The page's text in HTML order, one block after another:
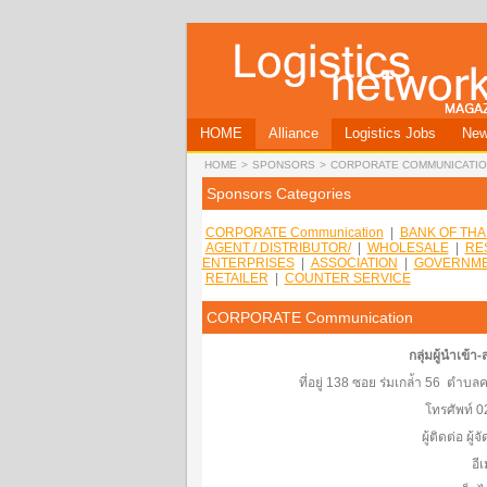
HOME Alliance Logistics Jobs
HOME > SPONSORS > CORPORATE
Sponsors Categories
CORPORATE Communication
BANK OF
AGENT / DISTRIBUTOR/| WHOLESALE|
ENTERPRISES| ASSOCIATION
RETAILER
COUNTER SERVICE
CORPORATE Communication
กลุ่มผู้นำเข้า-
ที่อยู่ 138 ซอย ร่มเกล่้า 56 ตำบล
โทรศัพท์
ผู้ติดต่อ ผู้จั
อี